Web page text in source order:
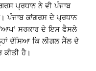
ਪ੍ਰਧਾਨ ਨੇ ਵੀ ਪੰਜਾਬ
ਪੰਜਾਬ ਕਾਂਗਰਸ ਦੇ ਪ੍ਰਧਾਨ
‘ਆਪ’ ਸਰਕਾਰ ਦੇ ਇਸ ਫੈਸਲੇ
ਦੱਸਿਆ ਕਿ ਲੀਗਲ ਸੈੱਲ ਦੇ
ਹੈ।